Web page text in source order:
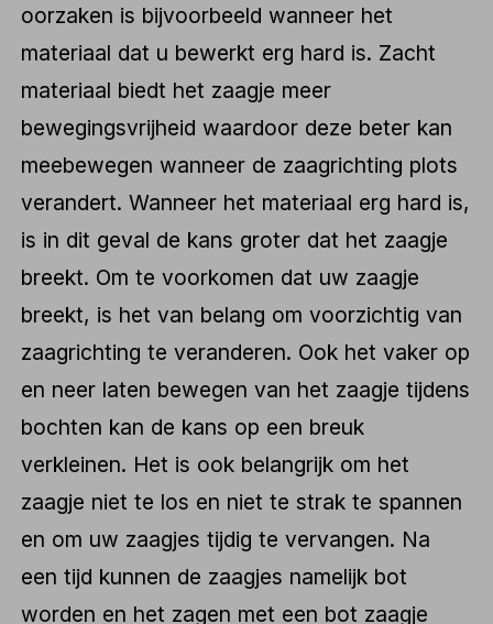
oorzaken is bijvoorbeeld wanneer het
materiaal dat u bewerkt erg hard is. Zacht
materiaal biedt het zaagje meer
bewegingsvrijheid waardoor deze beter kan
meebewegen wanneer de zaagrichting plots
verandert. Wanneer het materiaal erg hard is,
is in dit geval de kans groter dat het zaagje
breekt. Om te voorkomen dat uw zaagje
breekt, is het van belang om voorzichtig van
zaagrichting te veranderen. Ook het vaker op
en neer laten bewegen van het zaagje tijdens
bochten kan de kans op een breuk
verkleinen. Het is ook belangrijk om het
zaagje niet te los en niet te strak te spannen
en om uw zaagjes tijdig te vervangen. Na
een tijd kunnen de zaagjes namelijk bot
worden en het zagen met een bot zaagje